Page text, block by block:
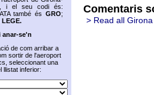
i el seu codi és:
també és GRO;
LEGE.
anar-se'n
de com arribar a
sortir de l'aeroport
seleccionant una
llistat inferior:
Comentaris
> Read all